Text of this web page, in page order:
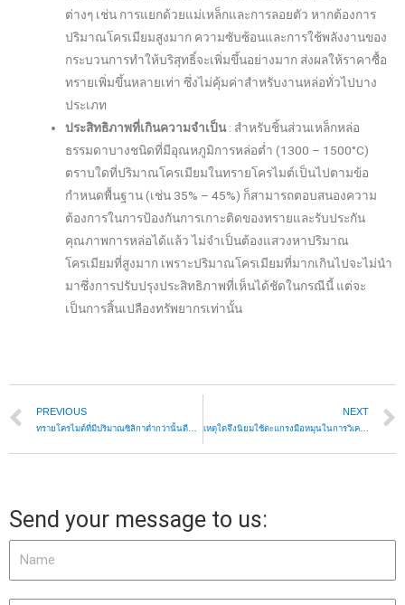
ต่างๆ เช่น การแยกด้วยแม่เหล็กและการลอยตัว หากต้องการ
ปริมาณโครเมียมสูงมาก ความซับซ้อนและการใช้พลังงานของ
กระบวนการทำให้บริสุทธิ์จะเพิ่มขึ้นอย่างมาก ส่งผลให้ราคาซื้อ
ทรายเพิ่มขึ้นหลายเท่า ซึ่งไม่คุ้มค่าสำหรับงานหล่อทั่วไปบาง
ประเภท
ประสิทธิภาพที่เกินความจำเป็น: สำหรับชิ้นส่วนเหล็กหล่อ
ธรรมดาบางชนิดที่มีอุณหภูมิการหล่อต่ำ (1300 – 1500°C)
ตราบใดที่ปริมาณโครเมียมในทรายโครไมต์เป็นไปตามข้อ
กำหนดพื้นฐาน (เช่น 35% – 45%) ก็สามารถตอบสนองความ
ต้องการในการป้องกันการเกาะติดของทรายและรับประกัน
คุณภาพการหล่อได้แล้ว ไม่จำเป็นต้องแสวงหาปริมาณ
โครเมียมที่สูงมาก เพราะปริมาณโครเมียมที่มากเกินไปจะไม่นำ
มาซึ่งการปรับปรุงประสิทธิภาพที่เห็นได้ชัดในกรณีนี้ แต่จะ
เป็นการสิ้นเปลืองทรัพยากรเท่านั้น
PREVIOUS NEXT
เหตุใดจึงนิยมใช้ตะแกรงมือหมุนในการวิเคราะห์ขนาดอนุภาคของทรายโครไมต์มากกว่า?
Send your message to us: